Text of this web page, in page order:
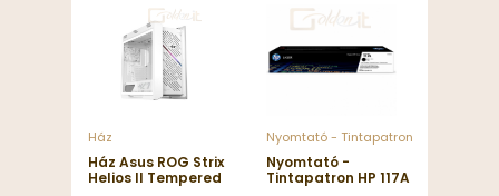
Ház
Ház Asus ROG Strix
Helios II Tempered
Nyomtató - Tintapatron
Nyomtató -
Tintapatron HP 117A